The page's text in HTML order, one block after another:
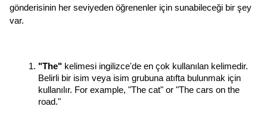
gönderisinin her seviyeden öğrenenler için sunabileceği bir şey
var.
"The" kelimesi ingilizce'de en çok kullanılan kelimedir.
Belirli bir isim veya isim grubuna atıfta bulunmak için
kullanılır. For example, "The cat" or "The cars on the
road."